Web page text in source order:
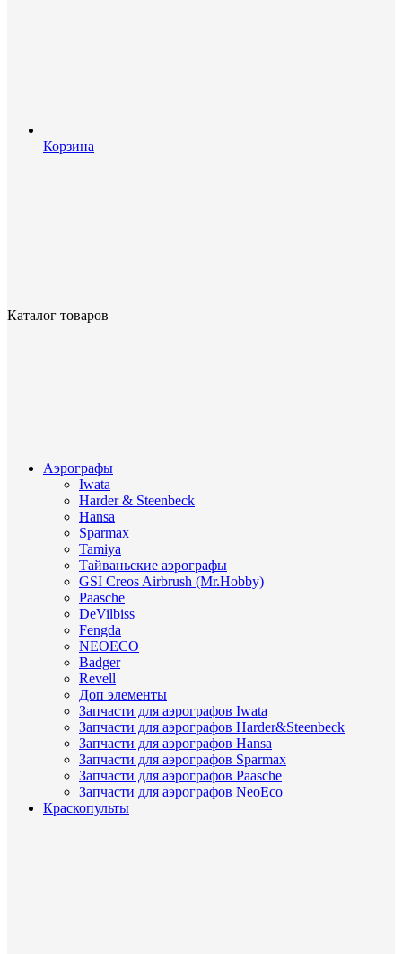
Корзина
Каталог товаров
Аэрографы
Iwata
Harder & Steenbeck
Hansa
Sparmax
Tamiya
Тайваньские аэрографы
GSI Creos Airbrush (Mr.Hobby)
Paasche
DeVilbiss
Fengda
NEOECO
Badger
Revell
Доп элементы
Запчасти для аэрографов Iwata
Запчасти для аэрографов Harder&Steenbeck
Запчасти для аэрографов Hansa
Запчасти для аэрографов Sparmax
Запчасти для аэрографов Paasche
Запчасти для аэрографов NeoEco
Краскопульты